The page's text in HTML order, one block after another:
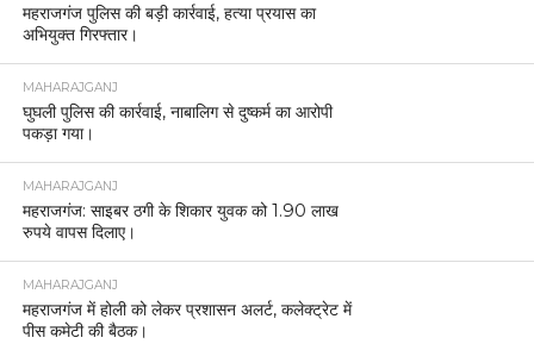
महराजगंज पुलिस की बड़ी कार्रवाई, हत्या प्रयास का
अभियुक्त गिरफ्तार।
MAHARAJGANJ
घुघली पुलिस की कार्रवाई, नाबालिग से दुष्कर्म का आरोपी
पकड़ा गया।
MAHARAJGANJ
महराजगंज: साइबर ठगी के शिकार युवक को 1.90 लाख
रुपये वापस दिलाए।
MAHARAJGANJ
महराजगंज में होली को लेकर प्रशासन अलर्ट, कलेक्ट्रेट में
पीस कमेटी की बैठक।